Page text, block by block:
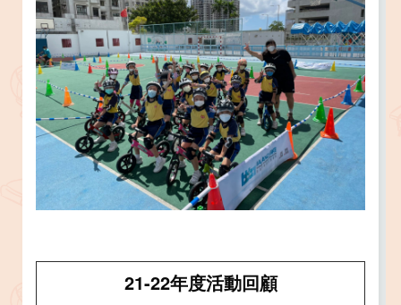
21-22年度活動回顧